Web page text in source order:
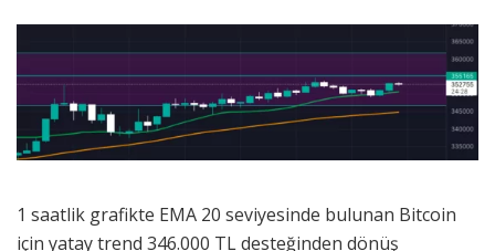
1 saatlik grafikte EMA 20 seviyesinde bulunan Bitcoin
için yatay trend 346.000 TL desteğinden dönüş